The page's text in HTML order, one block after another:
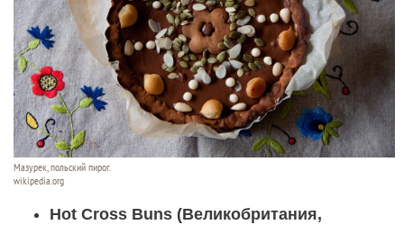
Мазурек, польский пирог.
wikipedia.org
Hot Cross Buns (Великобритания,